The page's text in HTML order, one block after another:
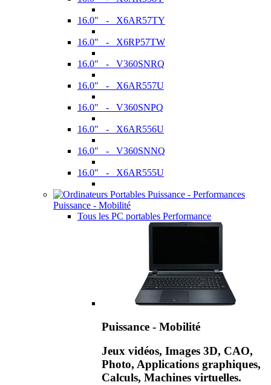
16.0" - X6AR57TY
16.0" - X6RP57TW
16.0" - V360SNRQ
16.0" - X6AR557U
16.0" - V360SNPQ
16.0" - X6AR556U
16.0" - V360SNNQ
16.0" - X6AR555U
Puissance - Mobilité
Tous les PC portables Performance
Puissance - Mobilité
Jeux vidéos, Images 3D, CAO,
Photo, Applications graphiques,
Calculs, Machines virtuelles.